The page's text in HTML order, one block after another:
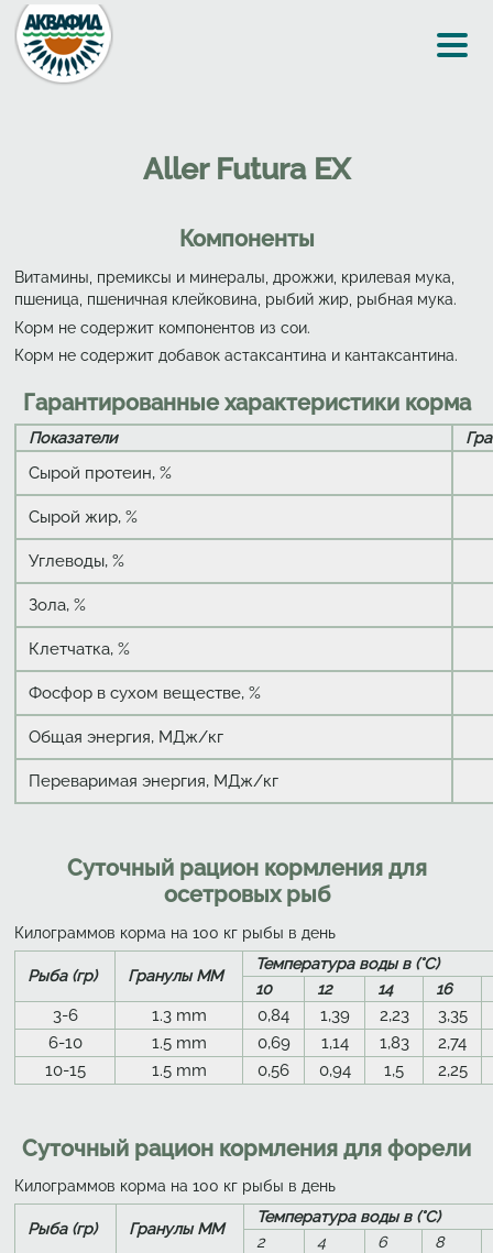
Перейти к основному содержанию
Aller Futura EX
Компоненты
Витамины, премиксы и минералы, дрожжи, крилевая мука,
пшеница, пшеничная клейковина, рыбий жир, рыбная мука.
Корм не содержит компонентов из сои.
Корм не содержит добавок астаксантина и кантаксантина.
Гарантированные характеристики корма
Показатели
Сырой протеин, %
Сырой жир, %
Углеводы, %
Зола, %
Клетчатка, %
Фосфор в сухом веществе, %
Общая энергия, МДж/кг
Переваримая энергия, МДж/кг
Суточный рацион кормления для
осетровых рыб
Килограммов корма на 100 кг рыбы в день
Рыба (гр) Гранулы MM
Температура воды в
10
12 14 16
3-6 1.3 mm 0,84 1,39 2,23
3,35
6-10
1.5 mm 0,69 1,14 1,83
2,74
10-15
1.5 mm 0,56 0,94 1,5 2,25
Суточный рацион кормления для форели
Килограммов корма на 100 кг рыбы в день
Рыба (гр) Гранулы MM
Температура воды в (°C)
2
4 6 8